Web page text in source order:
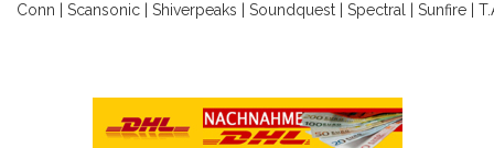
Conn
Scansonic Shiverpeaks Soundquest Spectral Sunfire